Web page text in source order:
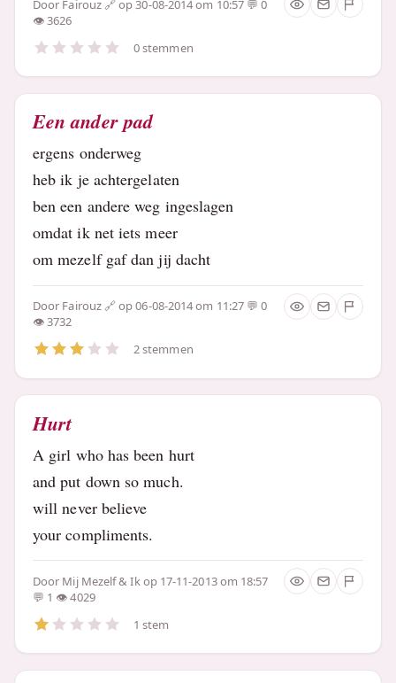
Door Fairouz op 30-08-2014 om 10:57
0
3626
0 stemmen
Een ander pad
ergens onderweg
heb ik je achtergelaten
ben een andere weg ingeslagen
omdat ik net iets meer
om mezelf gaf dan jij dacht
Door Fairouz op 06-08-2014 om 11:27
0
3732
2 stemmen
Hurt
A girl who has been hurt
and put down so much.
will never believe
your compliments.
Door Mij Mezelf & Ikop 17-11-2013 om 18:57
1
4029
1 stem